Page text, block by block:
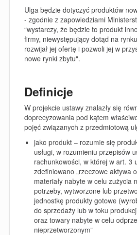
Ulga będzie dotyczyć produktów
- zgodnie z zapowiedziami
“wystarczy, że będzie to produkt
firmy, niewystępujący dotąd na
rozwijał jej ofertę i pozwoli jej w
nowe rynki zbytu".
Definicje
W projekcie ustawy znalazły się
doprecyzowania pod kątem
pojęć związanych z przedmiotową
jako produkt – rozumie się
usługi, w rozumieniu przepisów
rachunkowości, w której w art. 3
zdefiniowano „rzeczowe aktywa
materiały nabyte w celu zużycia
potrzeby, wytworzone lub
jednostkę produkty gotowe
do sprzedaży lub w toku
oraz towary nabyte w celu
nieprzetworzonym”